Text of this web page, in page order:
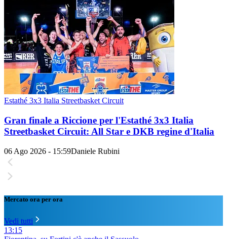
Estathé 3x3 Italia Streetbasket Circuit
Gran finale a Riccione per l'Estathé 3x3 Italia
Streetbasket Circuit: All Star e DKB regine d'Italia
06 Ago 2026 - 15:59Daniele Rubini
Mercato ora per ora
Vedi tutti
13:15